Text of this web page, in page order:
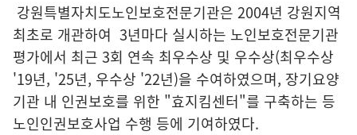
강원특별자치도노인보호전문기관은 2004년 강원지역
최초로 개관하여 3년마다 실시하는 노인보호전문기관
평가에서 최근 3회 연속 최우수상 및 우수상(최우수상
'19년, '25년, 우수상 '22년)을 수여하였으며, 장기요양
기관 내 인권보호를 위한 "효지킴센터"를 구축하는 등
노인인권보호사업 수행 등에 기여하였다.